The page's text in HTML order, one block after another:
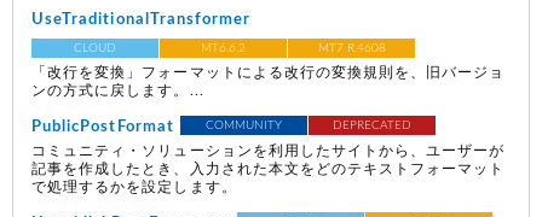
UseTraditionalTransformer
CLOUD MT6.6.2 MT7 R.4608
「改行を変換」フォーマットによる改行の変換規則を、旧バージョ
ンの方式に戻します。...
PublicPostFormat COMMUNITY DEPRECATED
コミュニティ・ソリューションを利用したサイトから、ユーザーが
記事を作成したとき、入力された本文をどのテキストフォーマット
で処理するかを設定します。